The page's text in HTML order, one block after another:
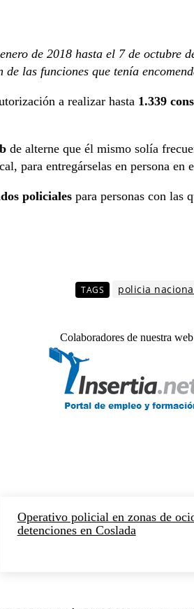
de 2018 hasta el 7 de octubre
las funciones que tenía
a realizar hasta 1.339
de alterne que él mismo solía
para entregárselas en persona en
policiales para personas con las
TAGS policia
Colaboradores de nuestra web
Operativo policial en zonas de
detenciones en Coslada